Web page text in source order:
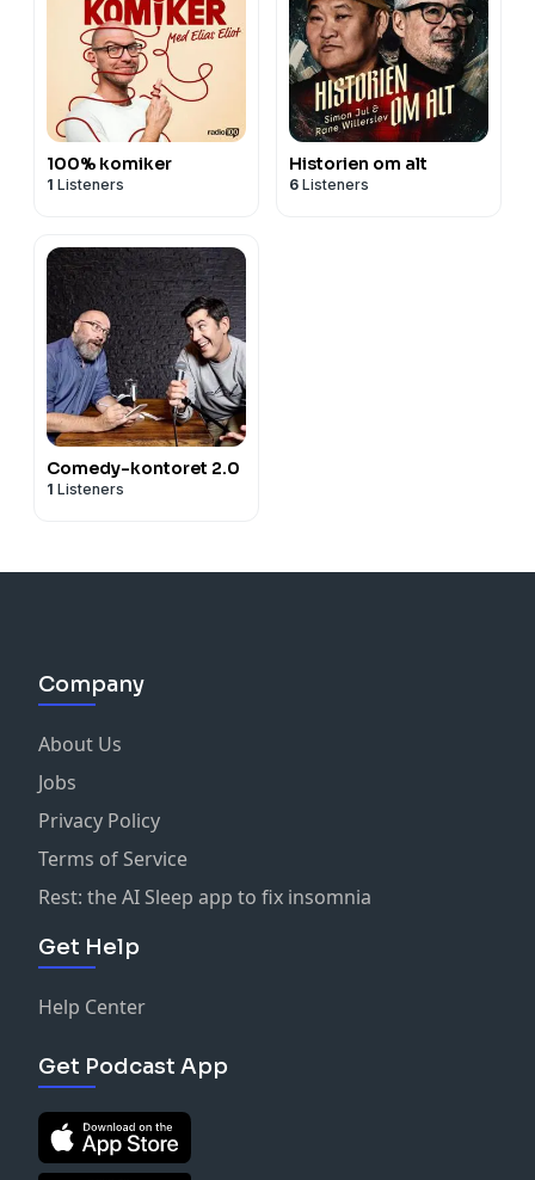
100% komiker
1 Listeners
Historien om alt
6 Listeners
Comedy-kontoret 2.0
1 Listeners
Company
About Us
Jobs
Privacy Policy
Terms of Service
Rest: the AI Sleep app to fix insomnia
Get Help
Help Center
Get Podcast App